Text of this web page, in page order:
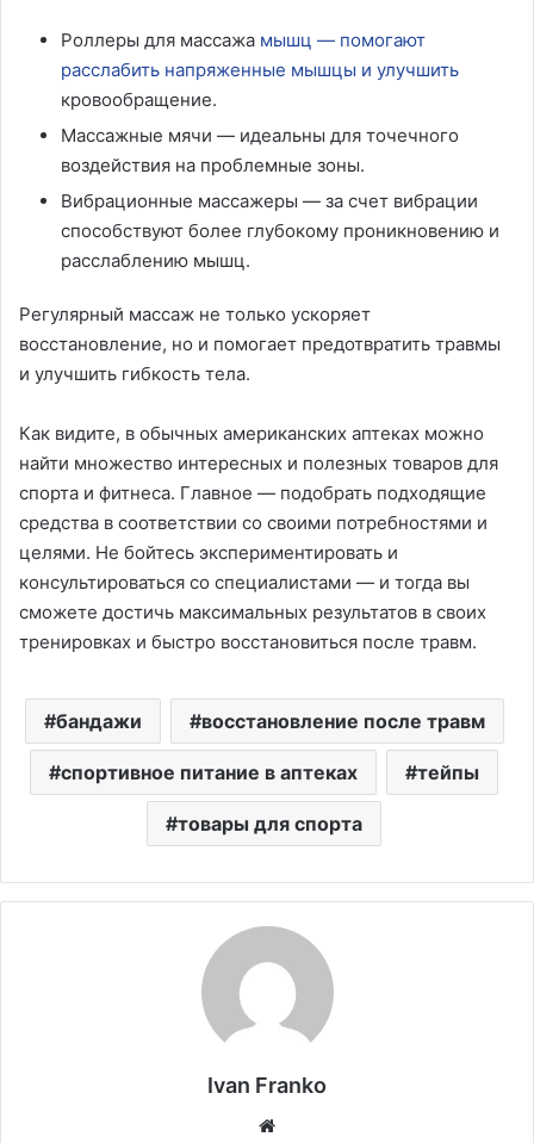
Роллеры для массажа мышц — помогают
расслабить напряженные мышцы и улучшить
кровообращение.
Массажные мячи — идеальны для точечного
воздействия на проблемные зоны.
Вибрационные массажеры — за счет вибрации
способствуют более глубокому проникновению и
расслаблению мышц.
Регулярный массаж не только ускоряет
восстановление, но и помогает предотвратить травмы
и улучшить гибкость тела.
Как видите, в обычных американских аптеках можно
найти множество интересных и полезных товаров для
спорта и фитнеса. Главное — подобрать подходящие
средства в соответствии со своими потребностями и
целями. Не бойтесь экспериментировать и
консультироваться со специалистами — и тогда вы
сможете достичь максимальных результатов в своих
тренировках и быстро восстановиться после травм.
бандажи восстановление после травм
спортивное питание в аптеках тейпы
товары для спорта
Ivan Franko